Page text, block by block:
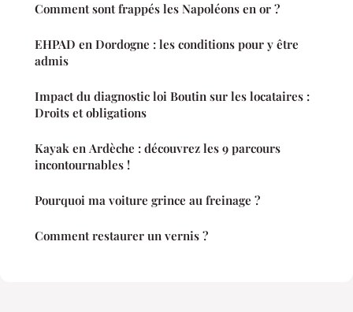
Comment sont frappés les Napoléons en or ?
EHPAD en Dordogne : les conditions pour y être
admis
Impact du diagnostic loi Boutin sur les locataires :
Droits et obligations
Kayak en Ardèche : découvrez les 9 parcours
incontournables !
Pourquoi ma voiture grince au freinage ?
Comment restaurer un vernis ?